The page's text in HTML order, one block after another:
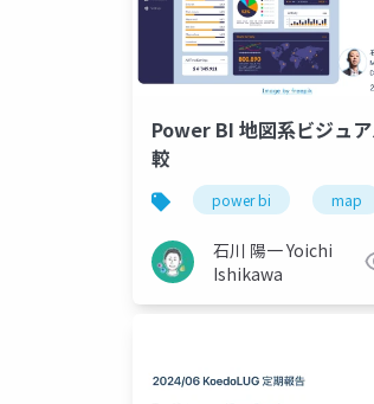
Power BI 地図系ビジュ
較
power bi map
石川 陽一 Yoichi
Ishikawa